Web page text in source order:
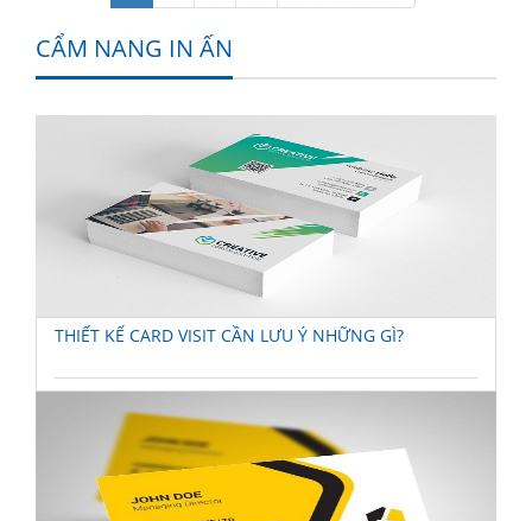
CẨM NANG IN ẤN
THIẾT KẾ CARD VISIT CẦN LƯU Ý NHỮNG GÌ?